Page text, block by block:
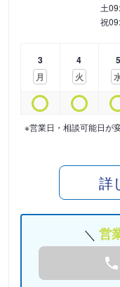
土
祝
3
月
4
火
5
※営業日・相談可能日が
詳
営